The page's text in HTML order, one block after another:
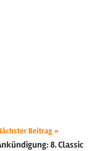
Beitrag
8. Classic